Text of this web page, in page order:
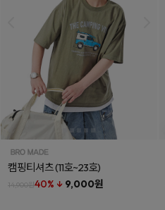
캠핑티셔츠(11호~23호)
14,900원40% ↓ 9,000원